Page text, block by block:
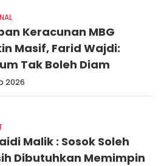
Keracunan MBG
Masif, Farid Wajdi:
Tak Boleh Diam
2026
Malik : Sosok Soleh
Dibutuhkan Memimpin